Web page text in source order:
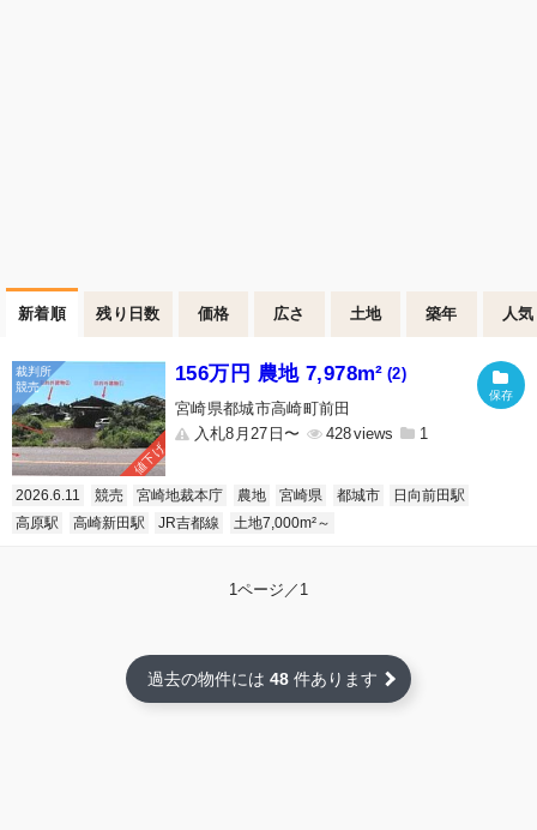
新着順 残り日数 価格 広さ 土地 築年 人気
値下げ
156万円 農地 7,978m² (2)
宮崎県都城市高崎町前田
入札8月27日〜
428 1
2026.6.11 競売 宮崎地裁本庁 農地 宮崎県 都城市
日向前田駅
高原駅
高崎新田駅 JR吉都線 土地7,000m²～
1ページ／1
過去の物件には 48 件あります